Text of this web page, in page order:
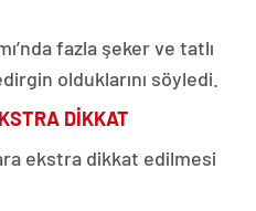
fazla şeker ve tatlı
olduklarını söyledi.
DİKKAT
ekstra dikkat edilmesi